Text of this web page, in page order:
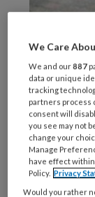
We Care
We and our887
data or unique
tracking
partners process
consent will
you see may not
change your
Manage
have effect
Policy. Privacy
Would you rather